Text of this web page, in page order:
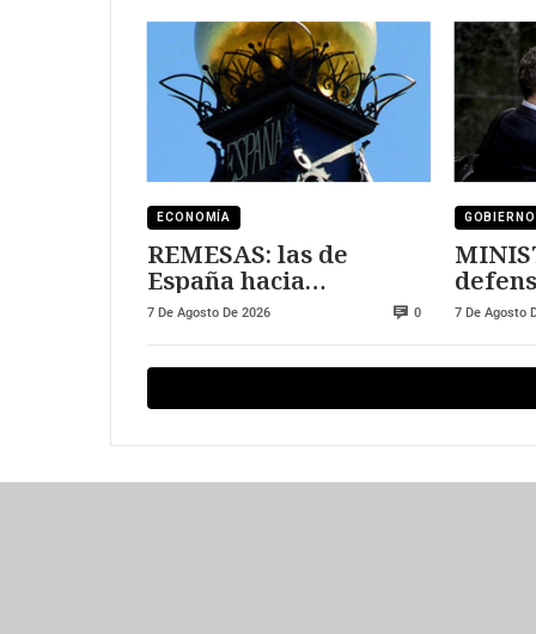
ECONOMÍA
REMESAS: las de
España hacia
Marruecos se han
7 De Agosto De 2026 0
GOBIERNO
7 De Agosto